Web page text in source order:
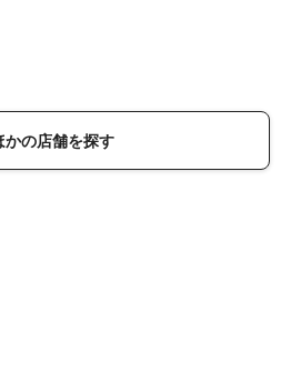
かの店舗を探す